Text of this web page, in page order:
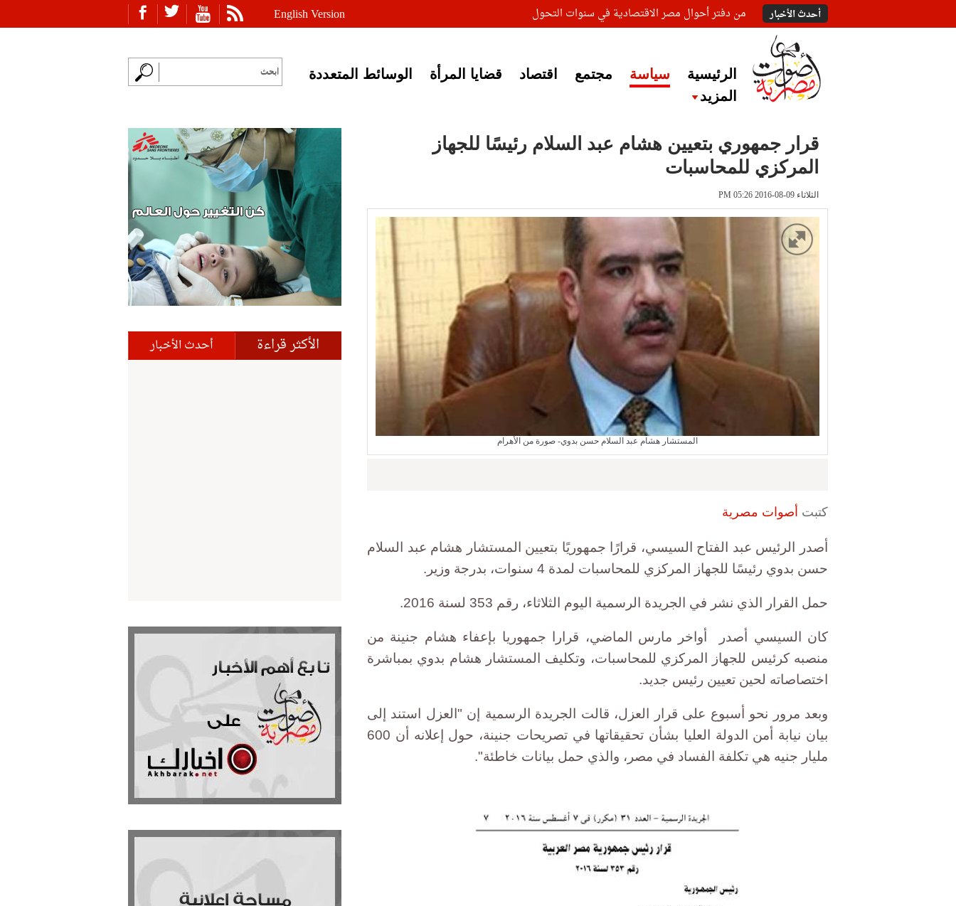
English Version أحدث الأخبار من دفتر أحوال مصر الاقتصادية في سنوات التحول
الرئيسية سياسة مجتمع اقتصاد قضايا المرأة
الوسائط المتعددة
المزيد
قرار جمهوري بتعيين هشام عبد السلام رئيسًا للجهاز
المركزي للمحاسبات
الثلاثاء 09-08-2016 PM 05:26
المستشار هشام عبد السلام حسن بدوي- صورة من الأهرام
كتبت أصوات مصرية
أصدر الرئيس عبد الفتاح السيسي، قرارًا جمهوريًا بتعيين المستشار هشام عبد السلام
حسن بدوي رئيسًا للجهاز المركزي للمحاسبات لمدة 4 سنوات، بدرجة وزير.
حمل القرار الذي نشر في الجريدة الرسمية اليوم الثلاثاء، رقم 353 لسنة 2016.
كان السيسي أصدر أواخر مارس الماضي، قرارا جمهوريا بإعفاء هشام جنينة من
منصبه كرئيس للجهاز المركزي للمحاسبات، وتكليف المستشار هشام بدوي بمباشرة
اختصاصاته لحين تعيين رئيس جديد.
وبعد مرور نحو أسبوع على قرار العزل، قالت الجريدة الرسمية إن "العزل استند إلى
بيان نيابة أمن الدولة العليا بشأن تحقيقاتها في تصريحات جنينة، حول إعلانه أن 600
مليار جنيه هي تكلفة الفساد في مصر، والذي حمل بيانات خاطئة".
الأكثر قراءة أحدث الأخبار